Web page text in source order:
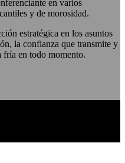
en varios
y de morosidad.
estratégica en los asuntos
la confianza que transmite y
fría en todo momento.